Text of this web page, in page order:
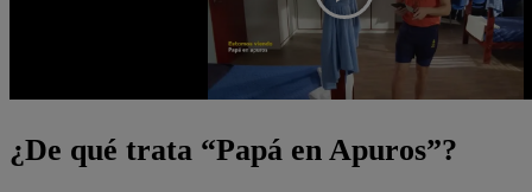
¿De qué trata “Papá en Apuros”?